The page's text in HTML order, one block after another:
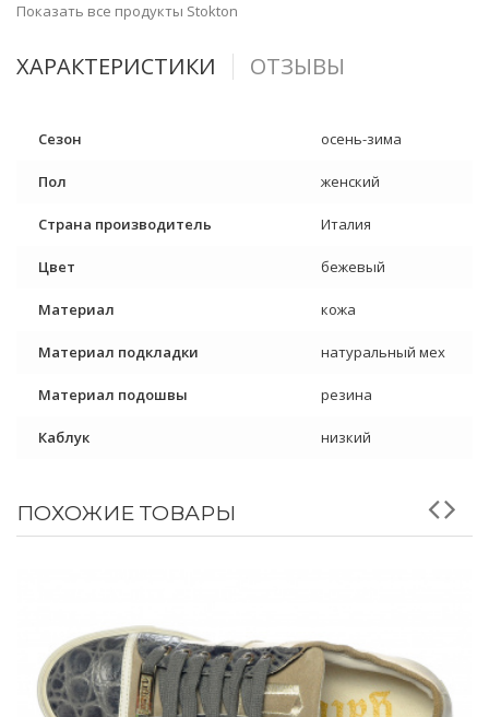
Показать все продукты Stokton
ХАРАКТЕРИСТИКИ ОТЗЫВЫ
Сезон осень-зима
Пол женский
Страна производитель Италия
Цвет бежевый
Материал кожа
Материал подкладки натуральный мех
Материал подошвы резина
Каблук низкий
ПОХОЖИЕ ТОВАРЫ